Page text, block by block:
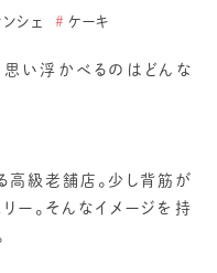
ンシェ # ケーキ
思い浮かべるのはどんな
高級老舗店。少し背筋が
ー。そんなイメージを持